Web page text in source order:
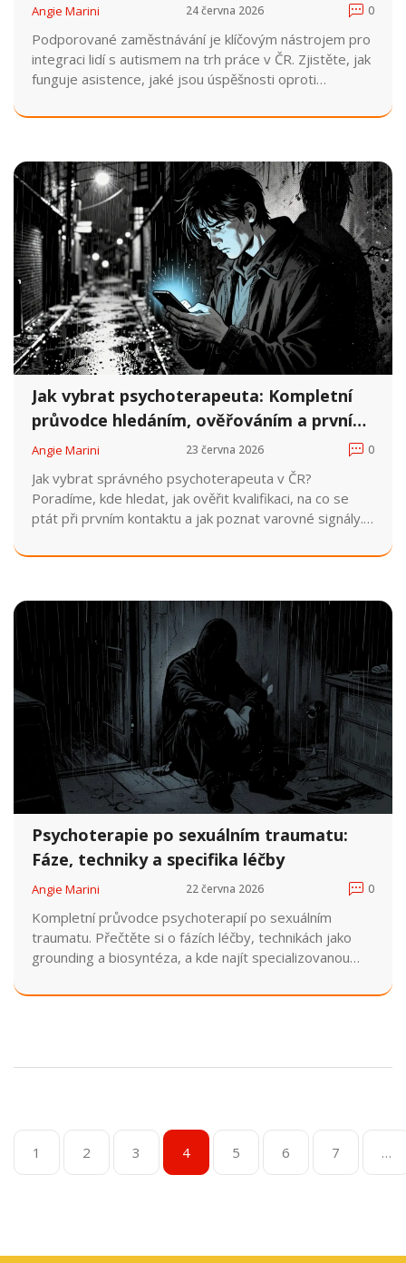
Angie Marini 24 června 2026 0
Podporované zaměstnávání je klíčovým nástrojem pro
integraci lidí s autismem na trh práce v ČR. Zjistěte, jak
funguje asistence, jaké jsou úspěšnosti oproti
jako NAUTIS.
Jak vybrat psychoterapeuta: Kompletní
průvodce hledáním, ověřováním a prvním
rozhovorem
Angie Marini 23 června 2026 0
Jak vybrat správného psychoterapeuta v ČR?
Poradíme, kde hledat, jak ověřit kvalifikaci, na co se
ptát při prvním kontaktu a jak poznat varovné signály.
Psychoterapie po sexuálním traumatu:
Fáze, techniky a specifika léčby
Angie Marini 22 června 2026 0
Kompletní průvodce psychoterapií po sexuálním
traumatu. Přečtěte si o fázích léčby, technikách jako
grounding a biosyntéza, a kde najít specializovanou
1 2 3 4 5 6 7 …